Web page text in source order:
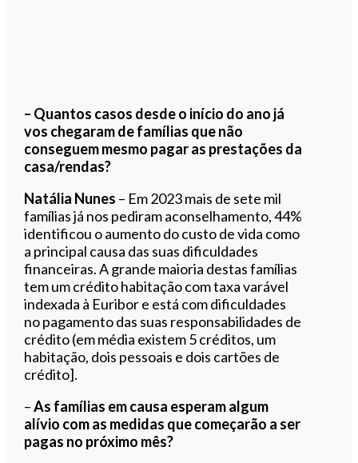
– Quantos casos desde o início do ano já
vos chegaram de famílias que não
conseguem mesmo pagar as prestações da
casa/rendas?
Natália Nunes – Em 2023 mais de sete mil
famílias já nos pediram aconselhamento, 44%
identificou o aumento do custo de vida como
a principal causa das suas dificuldades
financeiras. A grande maioria destas famílias
tem um crédito habitação com taxa varável
indexada à Euribor e está com dificuldades
no pagamento das suas responsabilidades de
crédito (em média existem 5 créditos, um
habitação, dois pessoais e dois cartões de
crédito].
–As famílias em causa esperam algum
alívio com as medidas que começarão a ser
pagas no próximo mês?